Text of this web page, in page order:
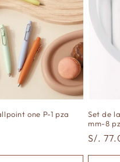
one P-1 pza
Set de
mm-8
Precio
S/.